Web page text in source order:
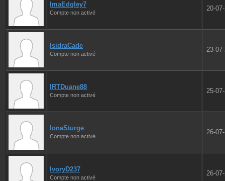
ImaEdgley7
Compte non activé
20-
IsidraCade
Compte non activé
23-
IRTDuane88
Compte non activé
25-
IonaSturge
Compte non activé
26-
IvoryD237
Compte non activé
26-